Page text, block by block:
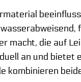
macht, die auf
an und bietet
kombinieren